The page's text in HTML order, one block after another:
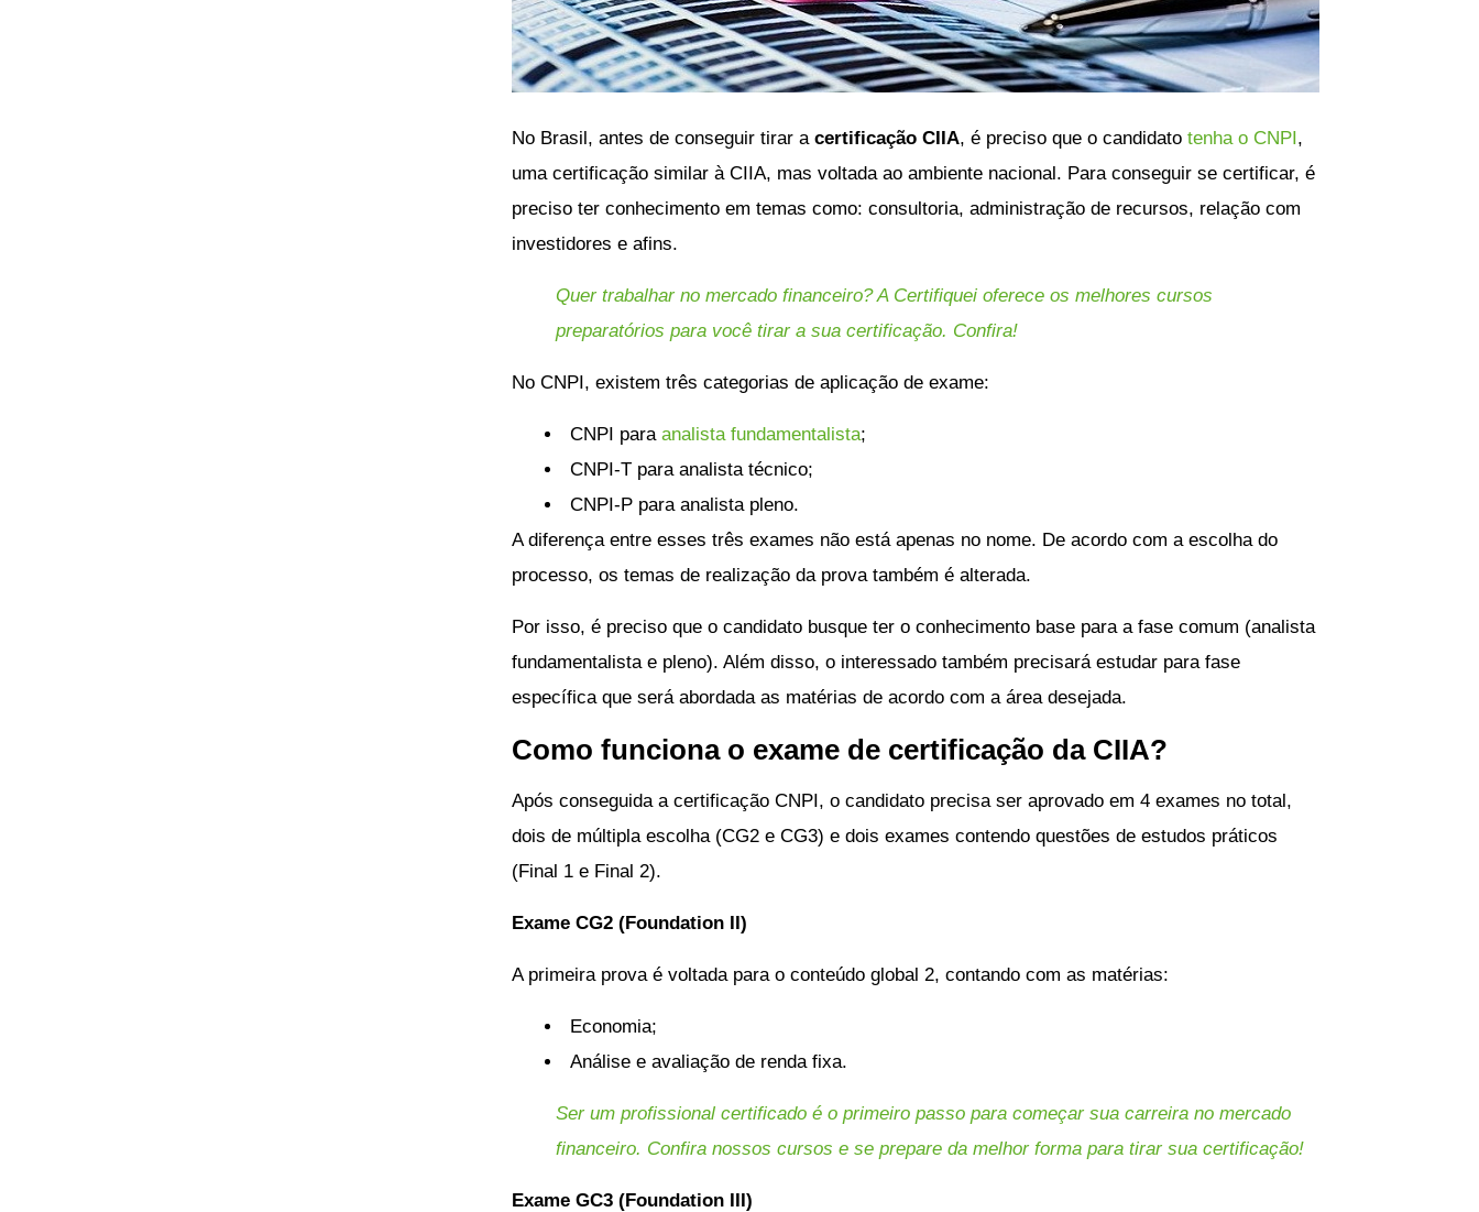
No Brasil, antes de conseguir tirar a certificação CIIA, é preciso que o candidato tenha o CNPI,
uma certificação similar à CIIA, mas voltada ao ambiente nacional. Para conseguir se certificar, é
preciso ter conhecimento em temas como: consultoria, administração de recursos, relação com
investidores e afins.
Quer trabalhar no mercado financeiro? A Certifiquei oferece os melhores cursos
preparatórios para você tirar a sua certificação. Confira!
No CNPI, existem três categorias de aplicação de exame:
CNPI para analista fundamentalista;
CNPI-T para analista técnico;
CNPI-P para analista pleno.
A diferença entre esses três exames não está apenas no nome. De acordo com a escolha do
processo, os temas de realização da prova também é alterada.
Por isso, é preciso que o candidato busque ter o conhecimento base para a fase comum (analista
fundamentalista e pleno). Além disso, o interessado também precisará estudar para fase
específica que será abordada as matérias de acordo com a área desejada.
Como funciona o exame de certificação da CIIA?
Após conseguida a certificação CNPI, o candidato precisa ser aprovado em 4 exames no total,
dois de múltipla escolha (CG2 e CG3) e dois exames contendo questões de estudos práticos
(Final 1 e Final 2).
Exame CG2 (Foundation II)
A primeira prova é voltada para o conteúdo global 2, contando com as matérias:
Economia;
Análise e avaliação de renda fixa.
Ser um profissional certificado é o primeiro passo para começar sua carreira no mercado
financeiro. Confira nossos cursos e se prepare da melhor forma para tirar sua certificação!
Exame GC3 (Foundation III)